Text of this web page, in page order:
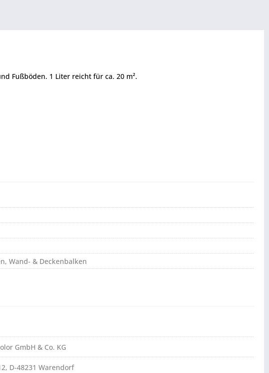
Fußböden. 1 Liter reicht für ca. 20 m².
Wand- & Deckenbalken
GmbH & Co. KG
D-48231 Warendorf